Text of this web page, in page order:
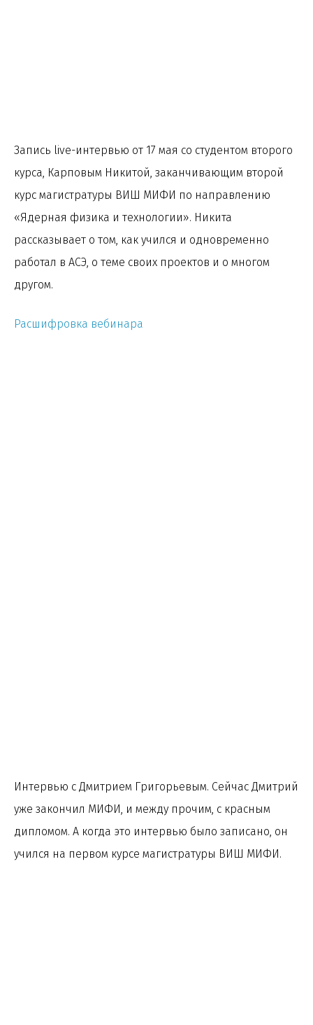
Запись live-интервью от 17 мая со студентом второго
курса, Карповым Никитой, заканчивающим второй
курс магистратуры ВИШ МИФИ по направлению
«Ядерная физика и технологии». Никита
рассказывает о том, как учился и одновременно
работал в АСЭ, о теме своих проектов и о многом
другом.
Расшифровка вебинара
Интервью с Дмитрием Григорьевым. Сейчас Дмитрий
уже закончил МИФИ, и между прочим, с красным
дипломом. А когда это интервью было записано, он
учился на первом курсе магистратуры ВИШ МИФИ.